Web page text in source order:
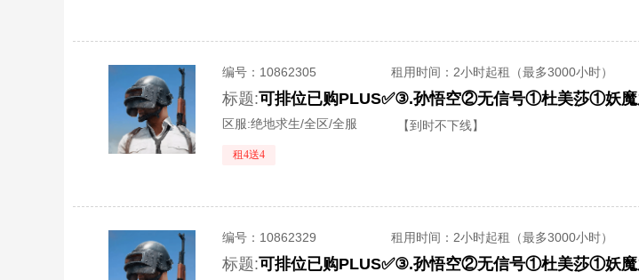
编号： 10862305 租用时间 ：2小时起租（最多3000小时）
标题:
区服:绝地求生/全区/全服 【到时不下线】
租4送4
编号： 10862329 租用时间 ：2小时起租（最多3000小时）
标题: